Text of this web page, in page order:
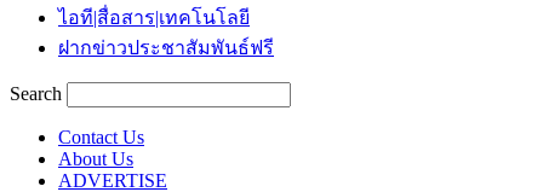
ไอที|สื่อสาร|เทคโนโลยี
ฝากข่าวประชาสัมพันธ์ฟรี
Search
Contact Us
About Us
ADVERTISE